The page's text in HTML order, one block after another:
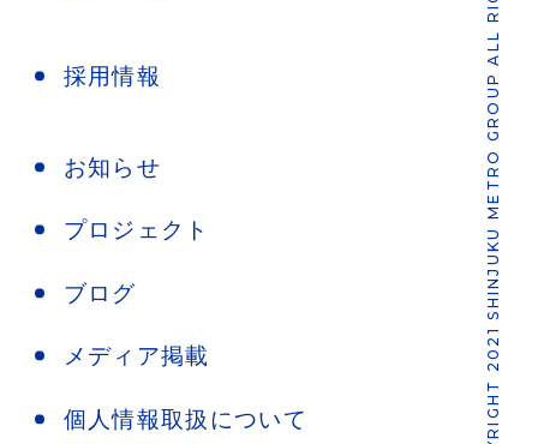
採用情報
お知らせ
プロジェクト
ブログ
メディア掲載
個人情報取扱について